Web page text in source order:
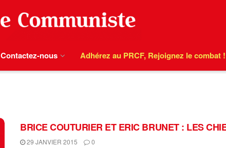
Contactez-nous Adhérez au PRCF, Rejoignez le combat !
BRICE COUTURIER ET ERIC BRUNET : LES
29 JANVIER 2015 0